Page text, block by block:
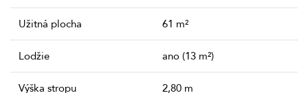
Užitná plocha 61 m²
Lodžie ano (13 m²)
Výška stropu 2,80 m